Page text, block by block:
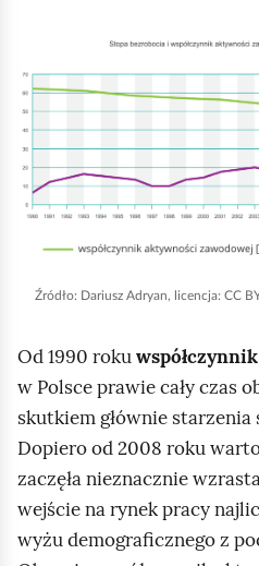
n
y
u
r
u
c
h
o
Źródło: Dariusz Adryan, licencja: CC
Od 1990 roku
w Polsce prawie cały czas
skutkiem głównie starzenia
Dopiero od 2008 roku
zaczęła nieznacznie
wejście na rynek pracy
wyżu demograficznego z